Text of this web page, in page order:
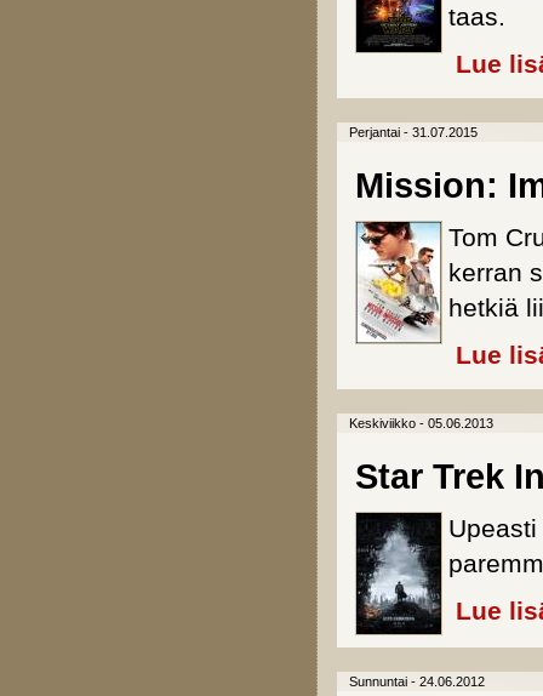
taas.
Lue
Perjantai - 31.07.2015
Mission:
Tom
kerran
hetkiä
Lue
Keskiviikko - 05.06.2013
Star Trek
Lue
Sunnuntai - 24.06.2012